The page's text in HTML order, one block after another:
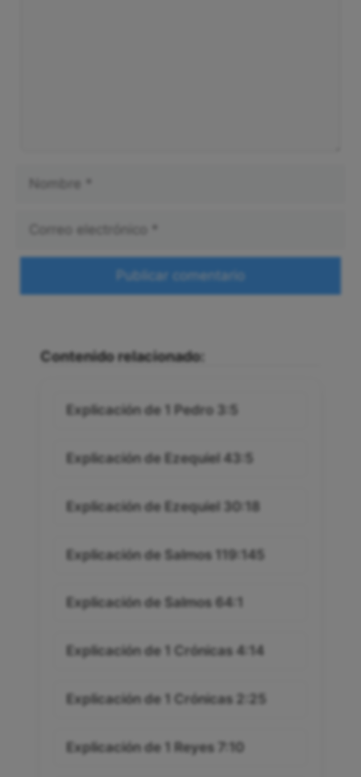
Contenido relacionado:
Explicación de 1 Pedro 3:5
Explicación de Ezequiel 43:5
Explicación de Ezequiel 30:18
Explicación de Salmos 119:145
Explicación de Salmos 64:1
Explicación de 1 Crónicas 4:14
Explicación de 1 Crónicas 2:25
Explicación de 1 Reyes 7:10